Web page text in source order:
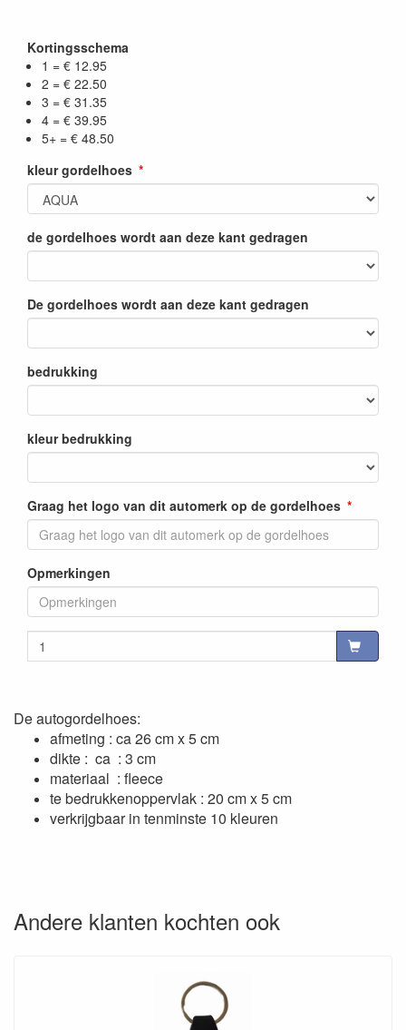
Kortingsschema
1 = € 12.95
2 = € 22.50
3 = € 31.35
4 = € 39.95
5+ = € 48.50
kleur gordelhoes
de gordelhoes wordt aan deze kant gedragen
De gordelhoes wordt aan deze kant gedragen
bedrukking
kleur bedrukking
Graag het logo van dit automerk op de gordelhoes
Opmerkingen
De autogordelhoes:
afmeting : ca 26 cm x 5 cm
dikte : ca : 3 cm
materiaal : fleece
te bedrukkenoppervlak : 20 cm x 5 cm
verkrijgbaar in tenminste 10 kleuren
Andere klanten kochten ook